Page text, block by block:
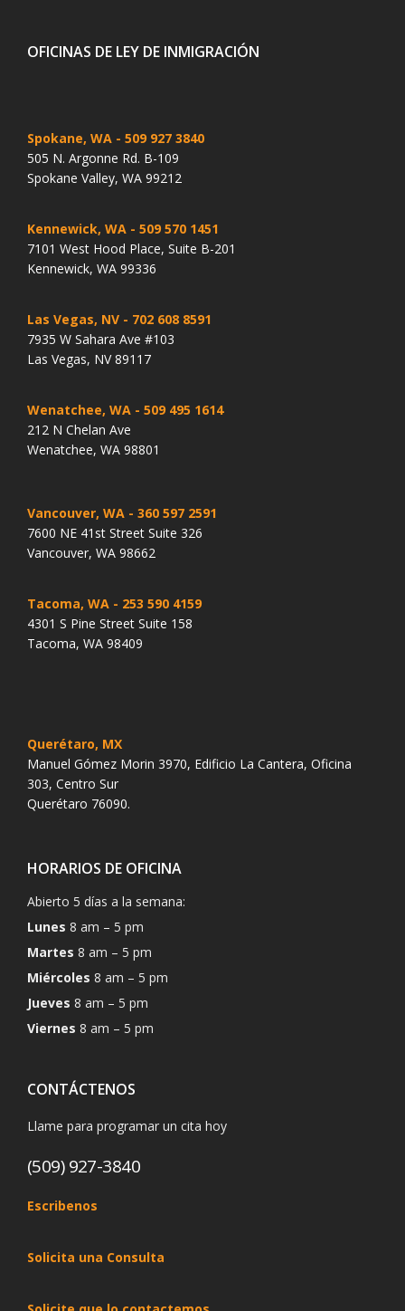
OFICINAS DE LEY DE INMIGRACIÓN
Spokane, WA - 509 927 3840
505 N. Argonne Rd. B-109
Spokane Valley, WA 99212
Kennewick, WA - 509 570 1451
7101 West Hood Place, Suite B-201
Kennewick, WA 99336
Las Vegas, NV - 702 608 8591
7935 W Sahara Ave #103
Las Vegas, NV 89117
Wenatchee, WA - 509 495 1614
212 N Chelan Ave
Wenatchee, WA 98801
Vancouver, WA - 360 597 2591
7600 NE 41st Street Suite 326
Vancouver, WA 98662
Tacoma, WA - 253 590 4159
4301 S Pine Street Suite 158
Tacoma, WA 98409
Querétaro, MX
Manuel Gómez Morin 3970, Edificio La Cantera, Oficina
303, Centro Sur
Querétaro 76090.
HORARIOS DE OFICINA
Abierto 5 días a la semana:
Lunes 8 am – 5 pm
Martes 8 am – 5 pm
Miércoles 8 am – 5 pm
Jueves 8 am – 5 pm
Viernes 8 am – 5 pm
CONTÁCTENOS
Llame para programar un cita hoy
(509) 927-3840
Escribenos
Solicita una Consulta